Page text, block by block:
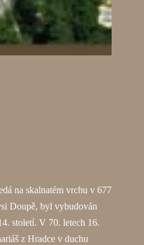
na skalnatém vrchu v 677
Doupě, byl vybudován
století. V 70. letech 16.
z Hradce v duchu